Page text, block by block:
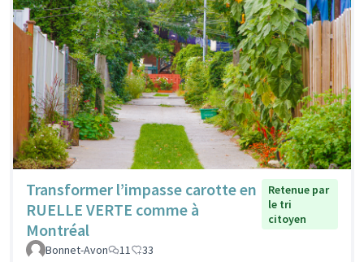
Transformer l’impasse carotte en
RUELLE VERTE comme à
Montréal
Retenue par
le tri
citoyen
Bonnet-Avon 11 33